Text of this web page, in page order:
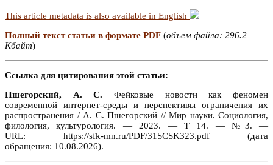
This article metadata is also available in English
Полный текст статьи в формате PDF (объем файла: 296.2
Кбайт)
Ссылка для цитирования этой статьи:
Пшегорский, А. С. Фейковые новости как феномен
современной интернет-среды и перспективы ограничения их
распространения / А. С. Пшегорский // Мир науки. Социология,
филология, культурология. — 2023. — Т 14. — №3. —
URL: https://sfk-mn.ru/PDF/31SCSK323.pdf (дата
обращения: 10.08.2026).